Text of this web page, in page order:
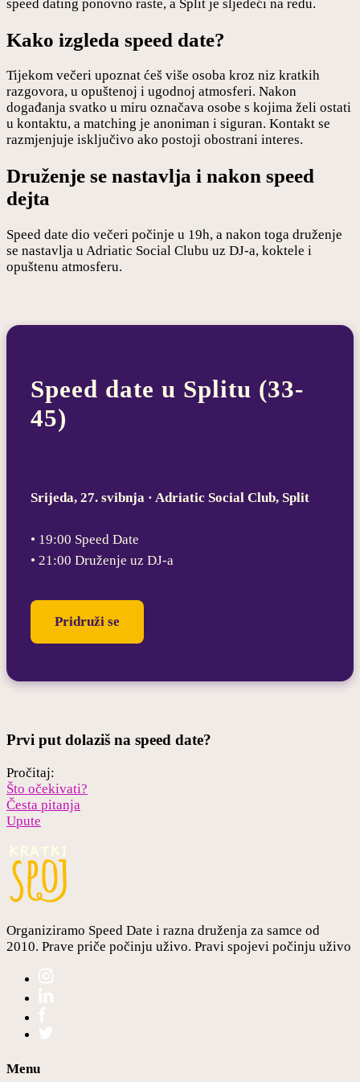
speed dating ponovno raste, a Split je sljedeći na redu.
Kako izgleda speed date?
Tijekom večeri upoznat ćeš više osoba kroz niz kratkih
razgovora, u opuštenoj i ugodnoj atmosferi. Nakon
događanja svatko u miru označava osobe s kojima želi ostati
u kontaktu, a matching je anoniman i siguran. Kontakt se
razmjenjuje isključivo ako postoji obostrani interes.
Druženje se nastavlja i nakon speed
dejta
Speed date dio večeri počinje u 19h, a nakon toga druženje
se nastavlja u Adriatic Social Clubu uz DJ-a, koktele i
opuštenu atmosferu.
Speed date u Splitu (33-
45)
Srijeda, 27. svibnja · Adriatic Social Club, Split
• 19:00 Speed Date
• 21:00 Druženje uz DJ-a
Pridruži se
Prvi put dolaziš na speed date?
Pročitaj:
Što očekivati?
Česta pitanja
Upute
Organiziramo Speed Date i razna druženja za samce od
2010. Prave priče počinju uživo. Pravi spojevi počinju uživo
Menu